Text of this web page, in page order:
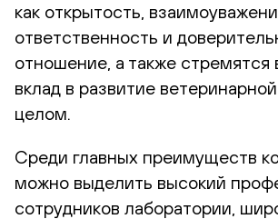
как открытость,
ответственность и
отношение, а также стремятся
вклад в развитие
целом.
Среди главных преимуществ
можно выделить высокий
сотрудников лаборатории,